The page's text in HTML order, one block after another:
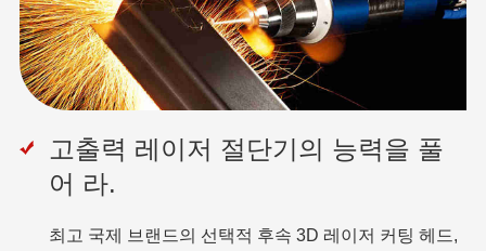
고출력 레이저 절단기의 능력을 풀
어 라.
최고 국제 브랜드의 선택적 후속 3D 레이저 커팅 헤드,